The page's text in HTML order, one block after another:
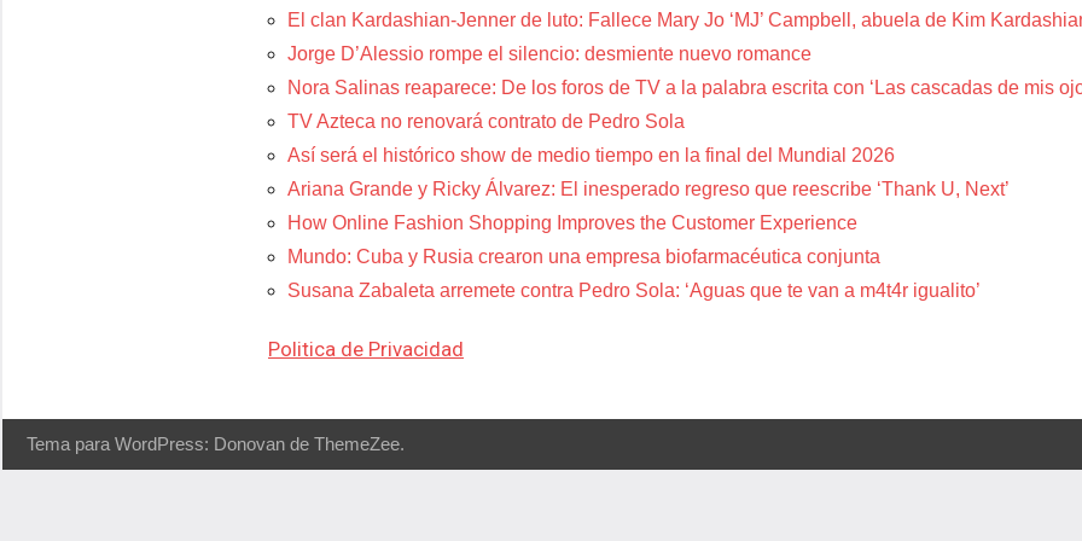
El clan Kardashian-Jenner de luto: Fallece Mary Jo ‘MJ’ Campbell, abuela de Kim
Jorge D’Alessio rompe el silencio: desmiente nuevo romance
Nora Salinas reaparece: De los foros de TV a la palabra escrita con ‘Las cascadas de mis
TV Azteca no renovará contrato de Pedro Sola
Así será el histórico show de medio tiempo en la final del Mundial 2026
Ariana Grande y Ricky Álvarez: El inesperado regreso que reescribe ‘Thank U, Next’
How Online Fashion Shopping Improves the Customer Experience
Mundo: Cuba y Rusia crearon una empresa biofarmacéutica conjunta
Susana Zabaleta arremete contra Pedro Sola: ‘Aguas que te van a m4t4r igualito’
Politica de Privacidad
Tema para WordPress: Donovan de ThemeZee.